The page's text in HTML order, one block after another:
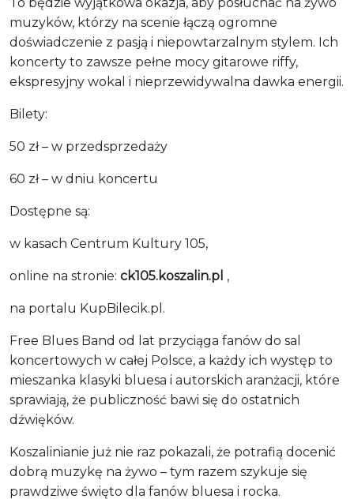
muzyków, którzy na scenie łączą ogromne
doświadczenie z pasją i niepowtarzalnym stylem. Ich
koncerty to zawsze pełne mocy gitarowe riffy,
ekspresyjny wokal i nieprzewidywalna dawka energii.
Bilety:
50 zł – w przedsprzedaży
60 zł – w dniu koncertu
Dostępne są:
w kasach Centrum Kultury 105,
online na stronie: ck105.koszalin.pl ,
na portalu KupBilecik.pl.
Free Blues Band od lat przyciąga fanów do sal
koncertowych w całej Polsce, a każdy ich występ to
mieszanka klasyki bluesa i autorskich aranżacji, które
sprawiają, że publiczność bawi się do ostatnich
dźwięków.
Koszalinianie już nie raz pokazali, że potrafią docenić
dobrą muzykę na żywo – tym razem szykuje się
prawdziwe święto dla fanów bluesa i rocka.